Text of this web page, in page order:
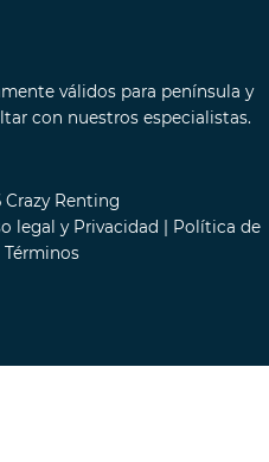
válidos para península y
con nuestros especialistas.
Renting
legal y Privacidad
Política de
Términos